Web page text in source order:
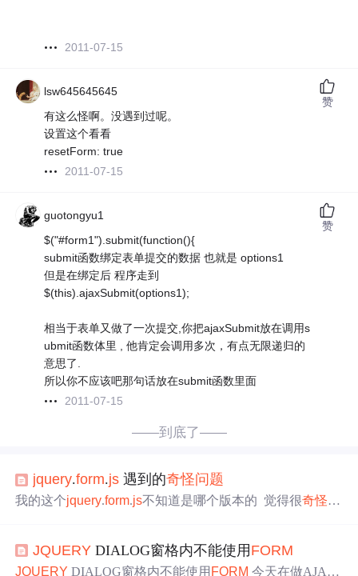
2011-07-15
lsw645645645
有这么怪啊。没遇到过呢。
设置这个看看
resetForm: true
2011-07-15
赞
guotongyu1
$("#form1").submit(function(){
submit函数绑定表单提交的数据 也就是 options1
但是在绑定后 程序走到
$(this).ajaxSubmit(options1);
相当于表单又做了一次提交,你把ajaxSubmit放在调用s
ubmit函数体里 , 他肯定会调用多次，有点无限递归的
意思了.
所以你不应该吧那句话放在submit函数里面
2011-07-15
赞
——到底了——
jquery.form.js 遇到的奇怪问题
我的这个jquery.form.js不知道是哪个版本的 觉得很奇怪,
报错 var v = $.browser.msie && !(op.attributes['value'].specifie
d) ? op.text : op.value; 看来这句代码挡住了:
JQUERY DIALOG窗格内不能使用 FORM
JQUERY DIALOG窗格内不能使用 FORM 今天在做AJAX